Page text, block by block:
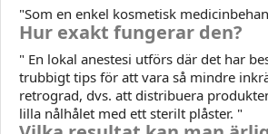
"Som en enkel kosmetisk
Hur exakt fungerar den?
" En lokal anestesi utförs där det har
trubbigt tips för att vara så mindre
retrograd, dvs. att distribuera
lilla nålhålet med ett sterilt plåster. "